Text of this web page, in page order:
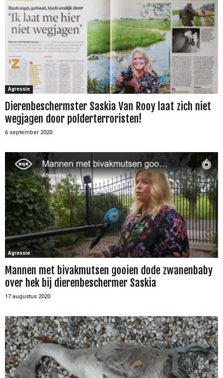
Agressie
Dierenbeschermster Saskia Van Rooy laat zich niet
wegjagen door polderterroristen!
6 september 2020
Agressie
Mannen met bivakmutsen gooien dode zwanenbaby
over hek bij dierenbeschermer Saskia
17 augustus 2020